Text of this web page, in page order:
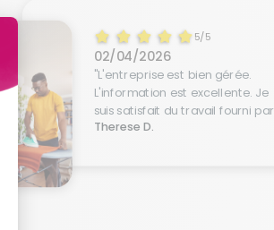
5/5
02/04/2026
"L'entreprise est bien gérée.
L'information est excellente. Je
suis satisfait du travail fourni par
l'employée."
Therese D.